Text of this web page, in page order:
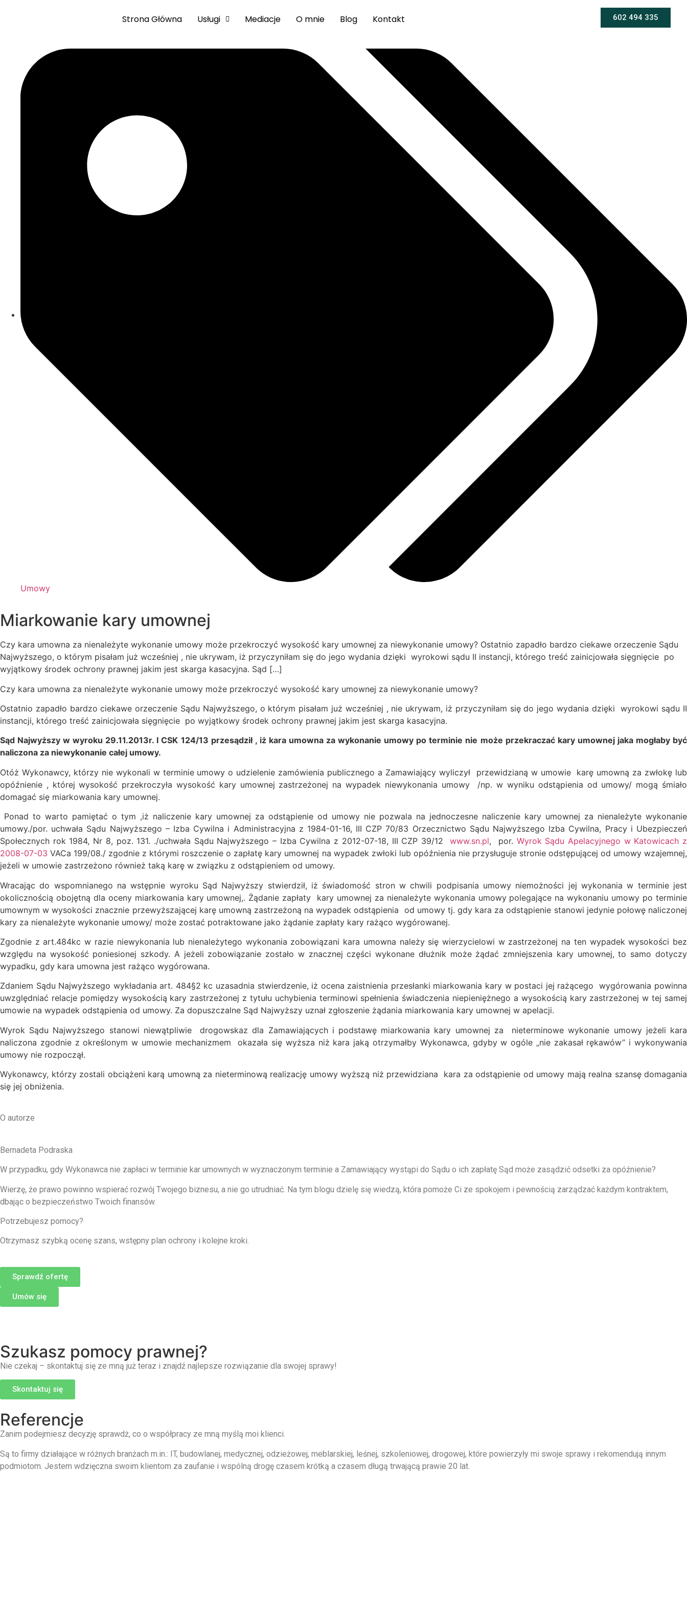
Strona Główna Usługi Mediacje O mnie Blog Kontakt 602 494 335
Umowy
Miarkowanie kary umownej
Czy kara umowna za nienależyte wykonanie umowy może przekroczyć wysokość kary umownej za niewykonanie umowy? Ostatnio zapadło bardzo ciekawe orzeczenie Sądu
Najwyższego, o którym pisałam już wcześniej , nie ukrywam, iż przyczyniłam się do jego wydania dzięki wyrokowi sądu II instancji, którego treść zainicjowała sięgnięcie po
wyjątkowy środek ochrony prawnej jakim jest skarga kasacyjna. Sąd […]
Czy kara umowna za nienależyte wykonanie umowy może przekroczyć wysokość kary umownej za niewykonanie umowy?
Ostatnio zapadło bardzo ciekawe orzeczenie Sądu Najwyższego, o którym pisałam już wcześniej , nie ukrywam, iż przyczyniłam się do jego wydania dzięki wyrokowi sądu II
instancji, którego treść zainicjowała sięgnięcie po wyjątkowy środek ochrony prawnej jakim jest skarga kasacyjna.
Sąd Najwyższy w wyroku 29.11.2013r. I CSK 124/13 przesądził , iż kara umowna za wykonanie umowy po terminie nie może przekraczać kary umownej jaka mogłaby być
naliczona za niewykonanie całej umowy.
Otóż Wykonawcy, którzy nie wykonali w terminie umowy o udzielenie zamówienia publicznego a Zamawiający wyliczył przewidzianą w umowie karę umowną za zwłokę lub
opóźnienie , której wysokość przekroczyła wysokość kary umownej zastrzeżonej na wypadek niewykonania umowy /np. w wyniku odstąpienia od umowy/ mogą śmiało
domagać się miarkowania kary umownej.
Ponad to warto pamiętać o tym ,iż naliczenie kary umownej za odstąpienie od umowy nie pozwala na jednoczesne naliczenie kary umownej za nienależyte wykonanie
umowy./por. uchwała Sądu Najwyższego – Izba Cywilna i Administracyjna z 1984-01-16, III CZP 70/83 Orzecznictwo Sądu Najwyższego Izba Cywilna, Pracy i Ubezpieczeń
Społecznych rok 1984, Nr 8, poz. 131. ./uchwała Sądu Najwyższego – Izba Cywilna z 2012-07-18, III CZP 39/12www.sn.pl, por. Wyrok Sądu Apelacyjnego w Katowicach z
2008-07-03VACa 199/08./ zgodnie z którymi roszczenie o zapłatę kary umownej na wypadek zwłoki lub opóźnienia nie przysługuje stronie odstępującej od umowy wzajemnej,
jeżeli w umowie zastrzeżono również taką karę w związku z odstąpieniem od umowy.
Wracając do wspomnianego na wstępnie wyroku Sąd Najwyższy stwierdził, iż świadomość stron w chwili podpisania umowy niemożności jej wykonania w terminie jest
okolicznością obojętną dla oceny miarkowania kary umownej,. Żądanie zapłaty kary umownej za nienależyte wykonania umowy polegające na wykonaniu umowy po terminie
umownym w wysokości znacznie przewyższającej karę umowną zastrzeżoną na wypadek odstąpienia od umowy tj. gdy kara za odstąpienie stanowi jedynie połowę naliczonej
kary za nienależyte wykonanie umowy/ może zostać potraktowane jako żądanie zapłaty kary rażąco wygórowanej.
Zgodnie z art.484kc w razie niewykonania lub nienależytego wykonania zobowiązani kara umowna należy się wierzycielowi w zastrzeżonej na ten wypadek wysokości bez
względu na wysokość poniesionej szkody. A jeżeli zobowiązanie zostało w znacznej części wykonane dłużnik może żądać zmniejszenia kary umownej, to samo dotyczy
wypadku, gdy kara umowna jest rażąco wygórowana.
Zdaniem Sądu Najwyższego wykładania art. 484§2 kc uzasadnia stwierdzenie, iż ocena zaistnienia przesłanki miarkowania kary w postaci jej rażącego wygórowania powinna
uwzględniać relacje pomiędzy wysokością kary zastrzeżonej z tytułu uchybienia terminowi spełnienia świadczenia niepieniężnego a wysokością kary zastrzeżonej w tej samej
umowie na wypadek odstąpienia od umowy. Za dopuszczalne Sąd Najwyższy uznał zgłoszenie żądania miarkowania kary umownej w apelacji.
Wyrok Sądu Najwyższego stanowi niewątpliwie drogowskaz dla Zamawiających i podstawę miarkowania kary umownej za nieterminowe wykonanie umowy jeżeli kara
naliczona zgodnie z określonym w umowie mechanizmem okazała się wyższa niż kara jaką otrzymałby Wykonawca, gdyby w ogóle „nie zakasał rękawów” i wykonywania
umowy nie rozpoczął.
Wykonawcy, którzy zostali obciążeni karą umowną za nieterminową realizację umowy wyższą niż przewidziana kara za odstąpienie od umowy mają realna szansę domagania
się jej obniżenia.
O autorze
Bernadeta Podraska
W przypadku, gdy Wykonawca nie zapłaci w terminie kar umownych w wyznaczonym terminie a Zamawiający wystąpi do Sądu o ich zapłatę Sąd może zasądzić odsetki za opóźnienie?
Wierzę, że prawo powinno wspierać rozwój Twojego biznesu, a nie go utrudniać. Na tym blogu dzielę się wiedzą, która pomoże Ci ze spokojem i pewnością zarządzać każdym kontraktem,
dbając o bezpieczeństwo Twoich finansów.
Potrzebujesz pomocy?
Otrzymasz szybką ocenę szans, wstępny plan ochrony i kolejne kroki.
Sprawdź ofertę
Umów się
Szukasz pomocy prawnej?
Nie czekaj – skontaktuj się ze mną już teraz i znajdź najlepsze rozwiązanie dla swojej sprawy!
Skontaktuj się
Referencje
Zanim podejmiesz decyzję sprawdż, co o współpracy ze mną myślą moi klienci.
Są to firmy działające w różnych branżach m.in.: IT, budowlanej, medycznej, odzieżowej, meblarskiej, leśnej, szkoleniowej, drogowej, które powierzyły mi swoje sprawy i rekomendują innym
podmiotom. Jestem wdzięczna swoim klientom za zaufanie i wspólną drogę czasem krótką a czasem długą trwającą prawie 20 lat.